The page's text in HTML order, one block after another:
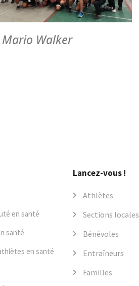
Mario Walker
en santé
santé
en santé
Lancez-vous !
Athlètes
Sections locales
Bénévoles
Entraîneurs
Familles